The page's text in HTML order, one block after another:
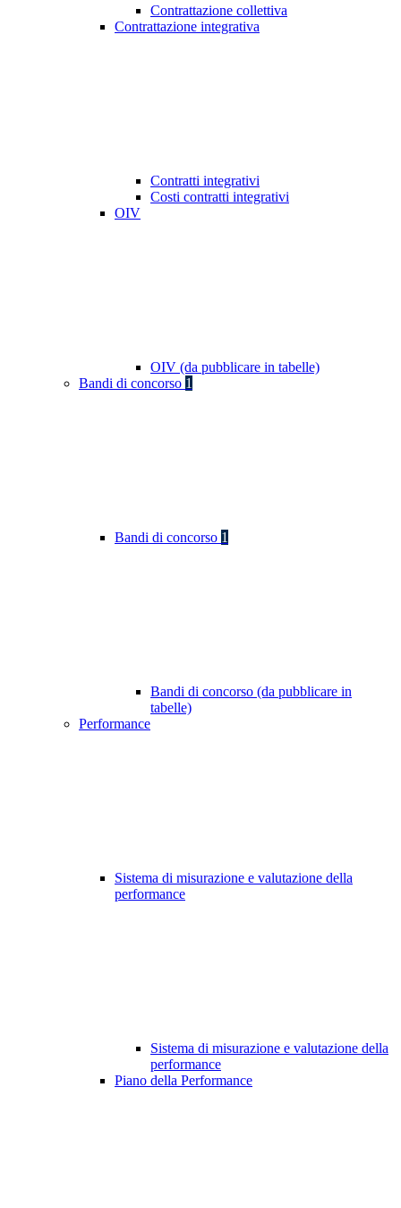
Contrattazione collettiva
Contrattazione integrativa
Contratti integrativi
Costi contratti integrativi
OIV
OIV (da pubblicare in tabelle)
Bandi di concorso 1
Bandi di concorso 1
Bandi di concorso (da pubblicare in
tabelle)
Performance
Sistema di misurazione e valutazione della
performance
Sistema di misurazione e valutazione della
performance
Piano della Performance